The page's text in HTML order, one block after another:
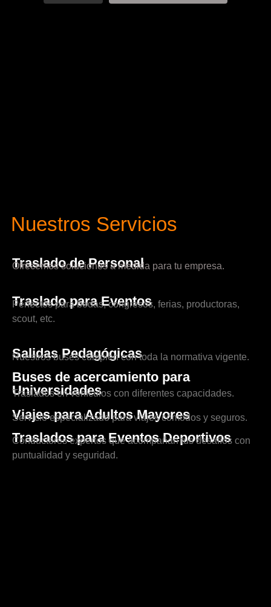
Nuestros Servicios
Traslado de Personal
Ofrecemos soluciones a medida para tu empresa.
Traslado para Eventos
Perfectos para bodas, congresos, ferias, productoras,
scout, etc.
Salidas Pedagógicas
Nuestros buses cumplen con toda la normativa vigente.
Buses de acercamiento para
Universidades
Traslados en vehículos con diferentes capacidades.
Viajes para Adultos Mayores
Servicio especializado para viajes cómodos y seguros.
Traslados para Eventos Deportivos
Conductores expertos que acompañan tus desafíos con
puntualidad y seguridad.